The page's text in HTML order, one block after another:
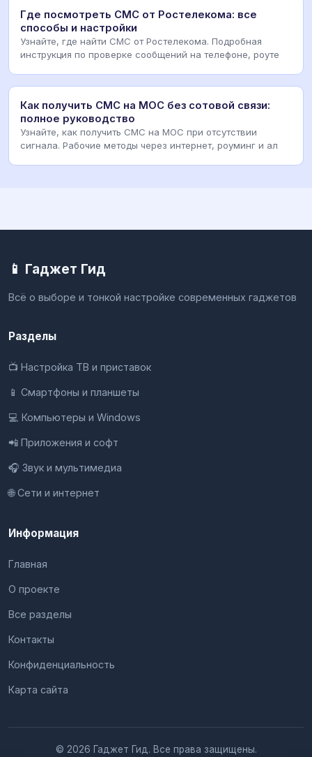
Где посмотреть СМС от Ростелекома: все
способы и настройки
Узнайте, где найти СМС от Ростелекома. Подробная
инструкция по проверке сообщений на телефоне, роуте
Как получить СМС на МОС без сотовой связи:
полное руководство
Узнайте, как получить СМС на МОС при отсутствии
сигнала. Рабочие методы через интернет, роуминг и ал
📱 Гаджет Гид
Всё о выборе и тонкой настройке современных гаджетов
Разделы
📺 Настройка ТВ и приставок
📱 Смартфоны и планшеты
💻 Компьютеры и Windows
📲 Приложения и софт
🎧 Звук и мультимедиа
🌐 Сети и интернет
Информация
Главная
О проекте
Все разделы
Контакты
Конфиденциальность
Карта сайта
© 2026 Гаджет Гид. Все права защищены.